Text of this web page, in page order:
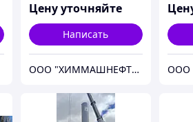
Цену уточняйте
Написать
ООО "ХИММАШНЕФТЕГАЗ"